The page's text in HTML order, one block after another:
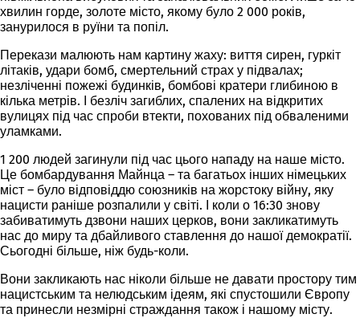
хвилин горде, золоте місто, якому було 2 000 років,
занурилося в руїни та попіл.
Перекази малюють нам картину жаху: виття сирен, гуркіт
літаків, удари бомб, смертельний страх у підвалах;
незліченні пожежі будинків, бомбові кратери глибиною в
кілька метрів. І безліч загиблих, спалених на відкритих
вулицях під час спроби втекти, похованих під обваленими
уламками.
1 200 людей загинули під час цього нападу на наше місто.
Це бомбардування Майнца – та багатьох інших німецьких
міст – було відповіддю союзників на жорстоку війну, яку
нацисти раніше розпалили у світі. І коли о 16:30 знову
забиватимуть дзвони наших церков, вони закликатимуть
нас до миру та дбайливого ставлення до нашої демократії.
Сьогодні більше, ніж будь-коли.
Вони закликають нас ніколи більше не давати простору тим
нацистським та нелюдським ідеям, які спустошили Європу
та принесли незмірні страждання також і нашому місту.